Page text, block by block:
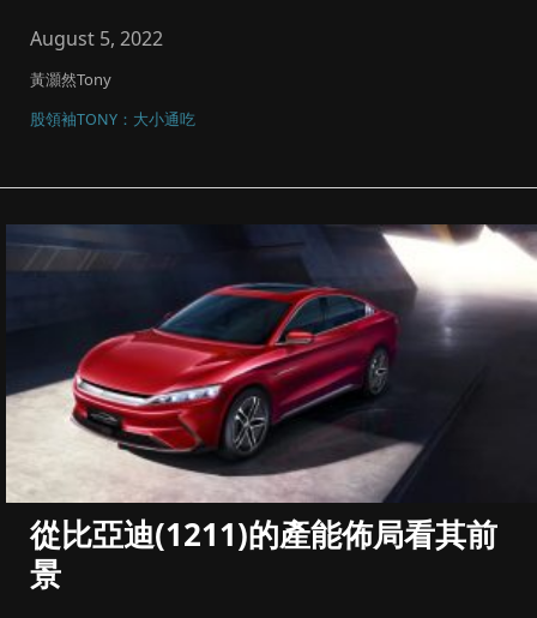
August 5, 2022
黃灝然Tony
股領袖TONY：大小通吃
從比亞迪(1211)的產能佈局看其前
景